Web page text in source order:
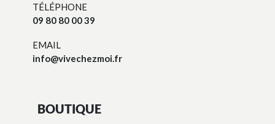
TÉLÉPHONE
09 80 80 00 39
EMAIL
info@vivechezmoi.fr
BOUTIQUE